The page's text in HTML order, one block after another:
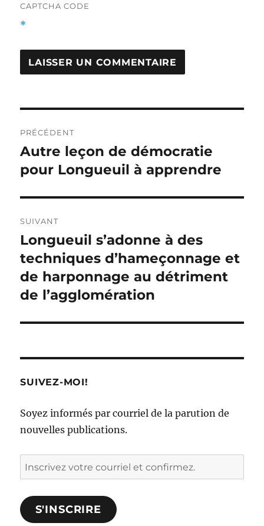
CAPTCHA CODE
*
de
l'article
PRÉCÉDENT
Article
précédent :
Autre leçon de démocratie
pour Longueuil à apprendre
SUIVANT
Article
Suivant :
Longueuil s’adonne à des
techniques d’hameçonnage et
de harponnage au détriment
de l’agglomération
SUIVEZ-MOI!
Soyez informés par courriel de la parution de
nouvelles publications.
Inscrivez
votre
courriel
et
S'INSCRIRE